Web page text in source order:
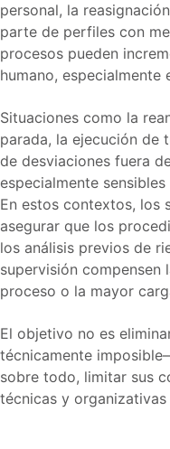
personal, la
parte de perfiles con
procesos pueden
humano, especialmente
Situaciones como la
parada, la ejecución de
de desviaciones fuera
especialmente
En estos contextos, los
asegurar que los
los análisis previos de
supervisión compensen
proceso o la mayor
El objetivo no es
técnicamente
sobre todo, limitar sus
técnicas y organizativas